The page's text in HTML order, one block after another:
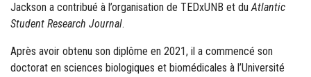
Jackson a contribué à l’organisation de TEDxUNB et duAtlantic
Student Research Journal.
Après avoir obtenu son diplôme en 2021, il a commencé son
doctorat en sciences biologiques et biomédicales à l’Université